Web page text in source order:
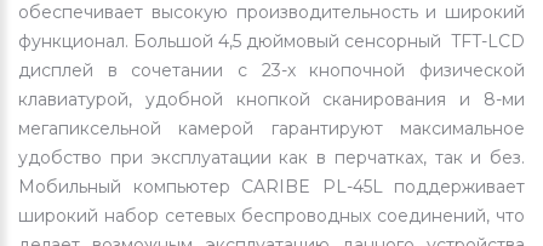
обеспечивает высокую производительность и широкий
функционал. Большой 4,5 дюймовый сенсорный TFT-LCD
дисплей в сочетании с 23-х кнопочной физической
клавиатурой, удобной кнопкой сканирования и 8-ми
мегапиксельной камерой гарантируют максимальное
удобство при эксплуатации как в перчатках, так и без.
Мобильный компьютер CARIBE PL-45L поддерживает
широкий набор сетевых беспроводных соединений, что